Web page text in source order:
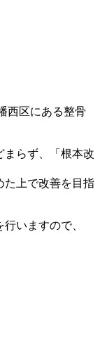
西区にある整骨
まらず、「根本改
た上で改善を目指
いますので、